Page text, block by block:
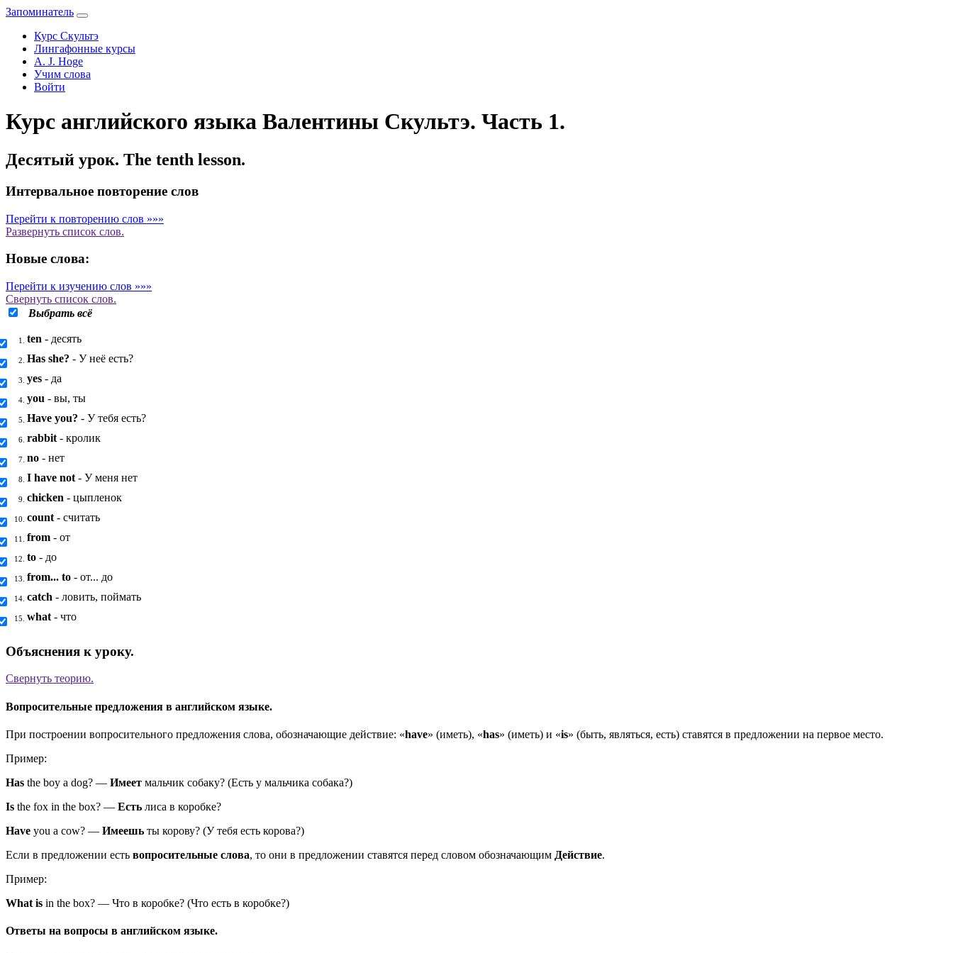
Запоминатель
Курс Скультэ
Лингафонные курсы
A. J. Hoge
Учим слова
Войти
Курс английского языка Валентины Скультэ. Часть 1.
Десятый урок. The tenth lesson.
Интервальное повторение слов
Перейти к повторению слов »»»
Развернуть список слов.
Новые слова:
Перейти к изучению слов »»»
Свернуть список слов.
Выбрать всё
1. ten - десять
2. Has she? - У неё есть?
3. yes - да
4. you - вы, ты
5. Have you? - У тебя есть?
6. rabbit - кролик
7. no - нет
8. I have not - У меня нет
9. chicken - цыпленок
10. count - считать
11. from - от
12. to - до
13. from... to - от... до
14. catch - ловить, поймать
15. what - что
Объяснения к уроку.
Свернуть теорию.
Вопросительные предложения в английском языке.
При построении вопросительного предложения слова, обозначающие действие: «have» (иметь), «has» (иметь) и «is» (быть, являться, есть) ставятся в предложении на первое место.
Пример:
Has the boy a dog? — Имеет мальчик собаку? (Есть у мальчика собака?)
Is the fox in the box? — Есть лиса в коробке?
Have you a cow? — Имеешь ты корову? (У тебя есть корова?)
Если в предложении есть вопросительные слова, то они в предложении ставятся перед словом обозначающим Действие.
Пример:
What is in the box? — Что в коробке? (Что есть в коробке?)
Ответы на вопросы в английском языке.